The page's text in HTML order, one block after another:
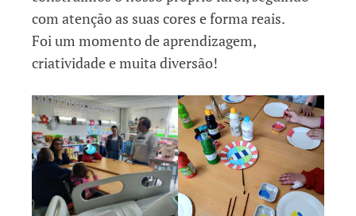
com atenção as suas cores e forma reais.
Foi um momento de aprendizagem,
criatividade e muita diversão!